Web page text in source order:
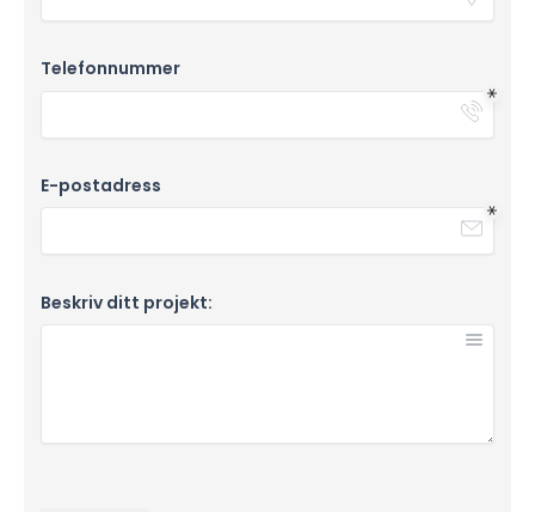
Telefonnummer
E-postadress
Beskriv ditt projekt: